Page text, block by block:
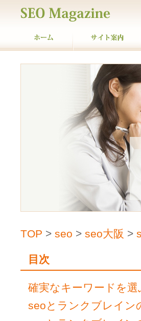
TOP > seo > seo大阪 >
目次
確実なキーワードを選
seoとランクブレイン